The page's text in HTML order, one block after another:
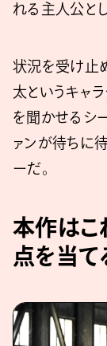
れる主人公と
状況を受け止
太というキャ
を聞かせるシ
ァンが待ちに
ーだ。
本作はこ
点を当て